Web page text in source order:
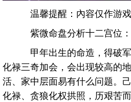
温馨提醒：內容仅作游戏
紫微命盘分析十二宫位：
甲年出生的命造，得破军
化禄三奇加会，会出现较高的
活、家中层面易有什么问题。
化禄、贪狼化权拱照，历艰苦